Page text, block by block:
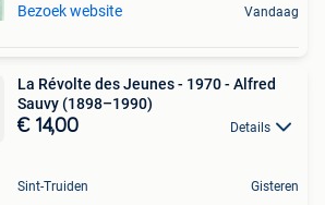
Bezoek website Vandaag
La Révolte des Jeunes - 1970 - Alfred
Sauvy (1898–1990)
€ 14,00 Details
Sint-Truiden Gisteren